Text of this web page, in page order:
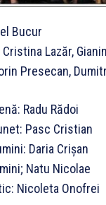
Bucur
Lazăr,
Presecan,
Radu Rădoi
Pasc Cristian
Daria Crișan
Natu Nicolae
Nicoleta Onofrei